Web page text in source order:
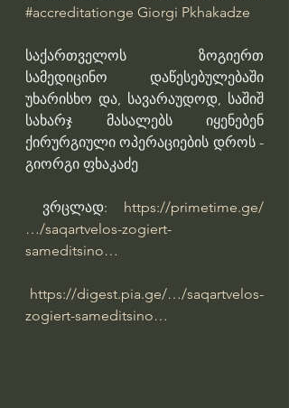
#accreditationge Giorgi Pkhakadze
საქართველოს ზოგიერთ
სამედიცინო დაწესებულებაში
უხარისხო და, სავარაუდოდ, საშიშ
სახარჯ მასალებს იყენებენ
ქირურგიული ოპერაციების დროს -
გიორგი ფხაკაძე
ვრცლად: https://primetime.ge/
…/saqartvelos-zogiert-
sameditsino…
https://digest.pia.ge/…/saqartvelos-
zogiert-sameditsino…